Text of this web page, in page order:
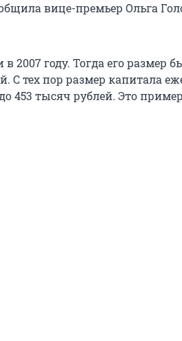
вице-премьер Ольга
2007 году. Тогда его размер
С тех пор размер капитала
453 тысяч рублей. Это